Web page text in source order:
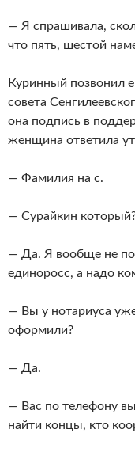
— Я спрашивала,
что пять, шестой
Куринный позвонил
совета
она подпись в
женщина ответила
— Фамилия на с.
— Сурайкин
— Да. Я вообще не
единоросс, а надо
— Вы у нотариуса
оформили?
— Да.
— Вас по телефону
найти концы, кто